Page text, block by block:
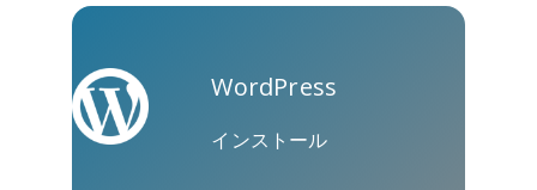
クーアッ
プ
Microsoft
Teams
WordPress
インストール